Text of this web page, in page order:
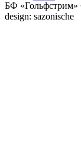
БФ «Гольфстрим»
design: sazonische